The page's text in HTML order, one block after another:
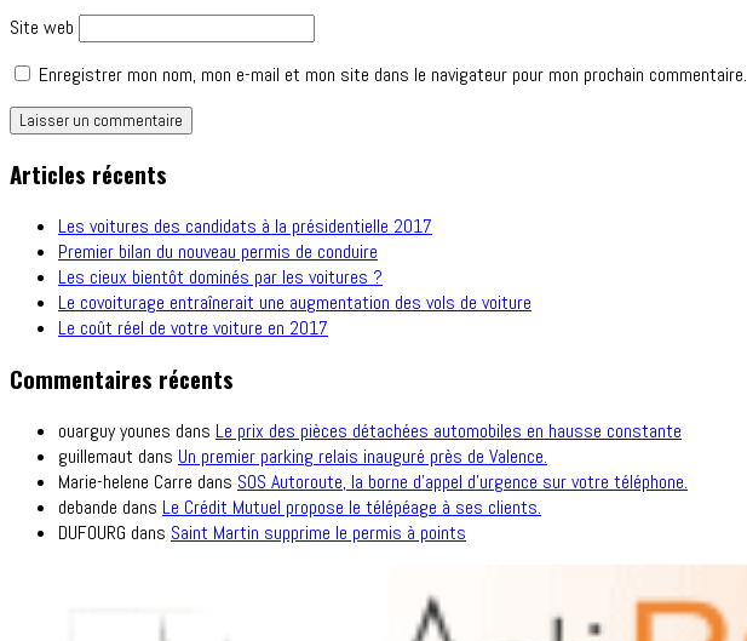
Site web
Enregistrer mon nom, mon e-mail et mon site dans le navigateur pour mon prochain commentaire.
Articles récents
Les voitures des candidats à la présidentielle 2017
Premier bilan du nouveau permis de conduire
Les cieux bientôt dominés par les voitures ?
Le covoiturage entraînerait une augmentation des vols de voiture
Le coût réel de votre voiture en 2017
Commentaires récents
ouarguy younes dans Le prix des pièces détachées automobiles en hausse constante
guillemaut dans Un premier parking relais inauguré près de Valence.
Marie-helene Carre dans SOS Autoroute, la borne d’appel d’urgence sur votre téléphone.
debande dans Le Crédit Mutuel propose le télépéage à ses clients.
DUFOURG dans Saint Martin supprime le permis à points